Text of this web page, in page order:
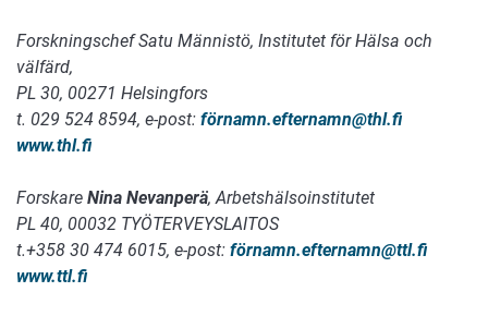
Forskningschef Satu Männistö, Institutet för Hälsa och
välfärd,
PL 30, 00271 Helsingfors
t. 029 524 8594, e-post: förnamn.efternamn@thl.fi
www.thl.fi
Forskare Nina Nevanperä, Arbetshälsoinstitutet
PL 40, 00032 TYÖTERVEYSLAITOS
t.+358 30 474 6015, e-post: förnamn.efternamn@ttl.fi
www.ttl.fi